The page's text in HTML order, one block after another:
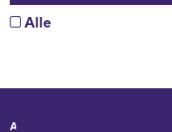
Alle
Adresse